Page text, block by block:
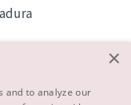
×
and to analyze our